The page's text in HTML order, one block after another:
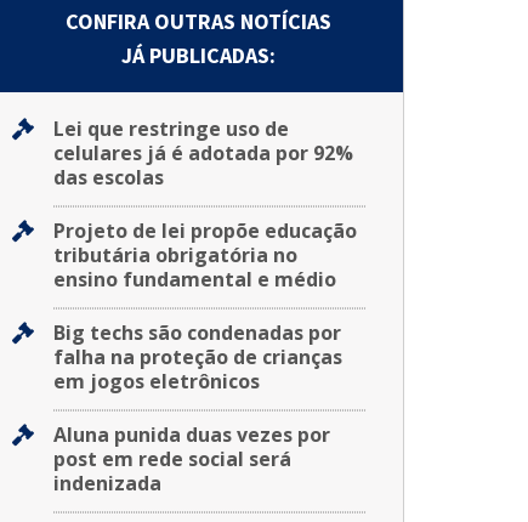
CONFIRA OUTRAS NOTÍCIAS
JÁ PUBLICADAS:
Lei que restringe uso de
celulares já é adotada por 92%
das escolas
Projeto de lei propõe educação
tributária obrigatória no
ensino fundamental e médio
Big techs são condenadas por
falha na proteção de crianças
em jogos eletrônicos
Aluna punida duas vezes por
post em rede social será
indenizada